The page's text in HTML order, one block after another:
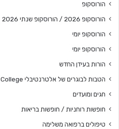
הורוסקופ
הורוסקופ 2026 / הורוסקופ שנתי 2026
הורוסקופ יומי
הורוסקופ יומי
הורות בעידן החדש
הטבות לבוגרים של אלטרנטיבלי College
חגים ומועדים
חופשות רוחניות / חופשות בריאות
טיפולים ברפואה משלימה